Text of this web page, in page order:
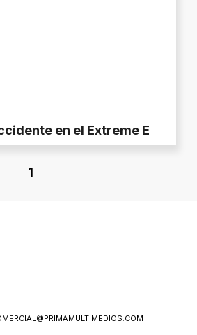
en el Extreme E
1